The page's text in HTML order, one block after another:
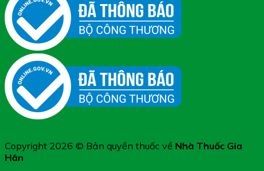
Copyright 2026 © Bản quyền thuốc về Nhà Thuốc Gia
Hân